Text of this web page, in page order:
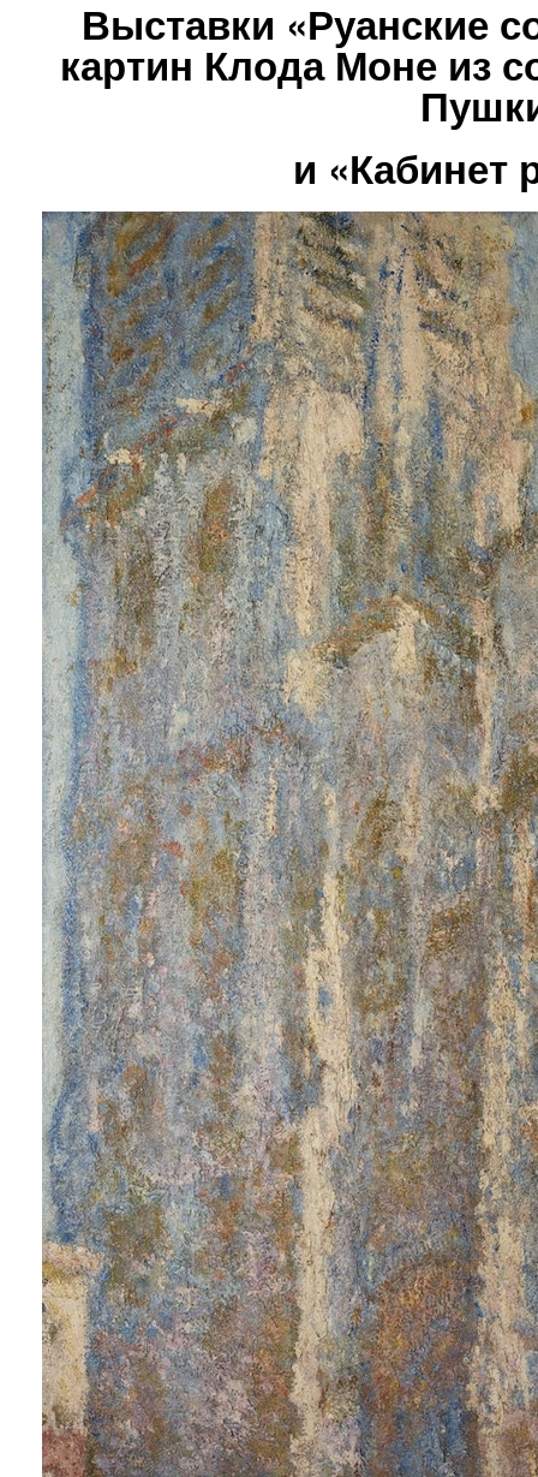
Выставки «Руанские
картин Клода Моне из
и «Кабинет